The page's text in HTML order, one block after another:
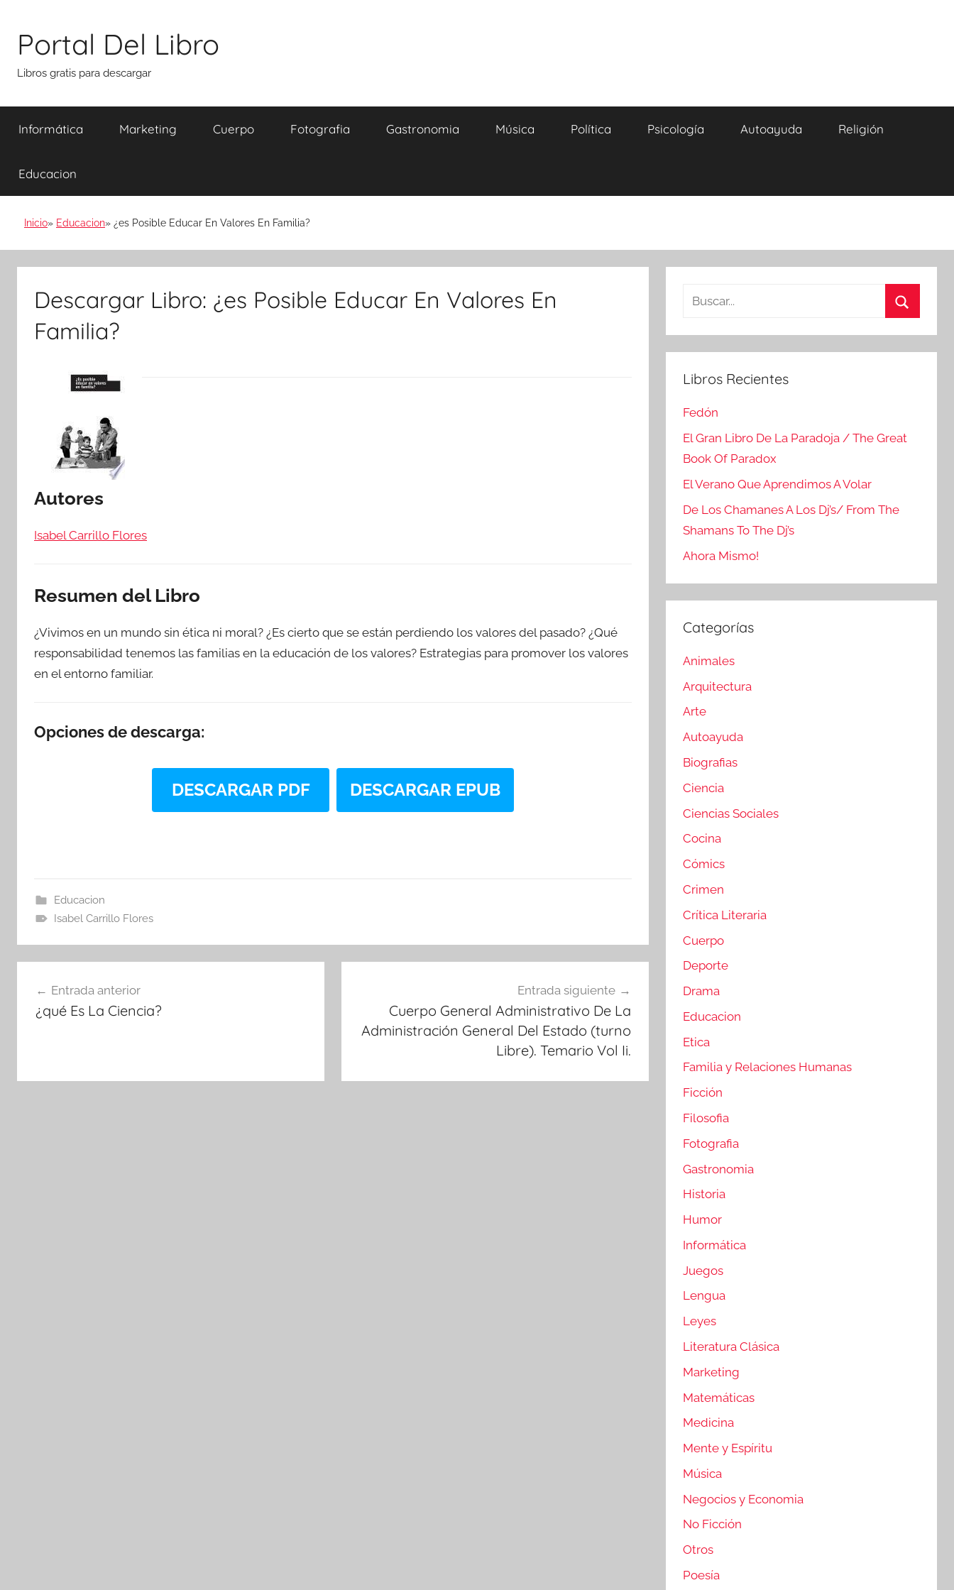
contenido
Portal Del Libro
Libros gratis para descargar
Informática Marketing Cuerpo Fotografia Gastronomia Música Política Psicología Autoayuda Religión
Educacion
Inicio Educacion ¿es Posible Educar En Valores En Familia?
Descargar Libro: ¿es Posible Educar En Valores En
Familia?
Autores
Isabel Carrillo Flores
Resumen del Libro
¿Vivimos en un mundo sin ética ni moral? ¿Es cierto que se están perdiendo los valores del pasado? ¿Qué
responsabilidad tenemos las familias en la educación de los valores? Estrategias para promover los valores
en el entorno familiar.
Opciones de descarga:
DESCARGAR PDF DESCARGAR EPUB
Educacion
Isabel Carrillo Flores
de
entradas
Entrada anterior
¿qué Es La Ciencia?
Entrada siguiente
Cuerpo General Administrativo De La
Administración General Del Estado (turno
Libre). Temario Vol Ii.
Buscar:
Libros Recientes
Fedón
El Gran Libro De La Paradoja / The Great
Book Of Paradox
El Verano Que Aprendimos A Volar
De Los Chamanes A Los Dj’s/ From The
Shamans To The Dj’s
Ahora Mismo!
Categorías
Animales
Arquitectura
Arte
Autoayuda
Biografias
Ciencia
Ciencias Sociales
Cocina
Cómics
Crimen
Crítica Literaria
Cuerpo
Deporte
Drama
Educacion
Etica
Familia y Relaciones Humanas
Ficción
Filosofia
Fotografia
Gastronomia
Historia
Humor
Informática
Juegos
Lengua
Leyes
Literatura Clásica
Marketing
Matemáticas
Medicina
Mente y Espíritu
Música
Negocios y Economia
No Ficción
Otros
Poesía